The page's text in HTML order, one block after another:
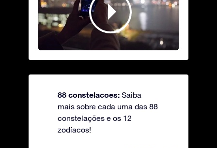
88 constelacoes: Saiba
mais sobre cada uma das 88
constelações e os 12
zodíacos!